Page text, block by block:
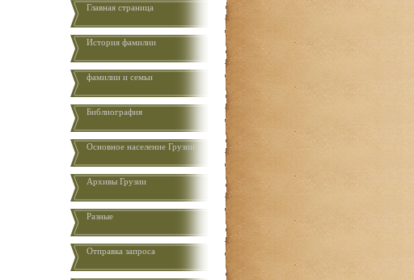
Главная страница
История фамилии
фамилии и семьи
Библиография
Основное население Грузии
Aрхивы Грузии
Разные
Отправка запроса